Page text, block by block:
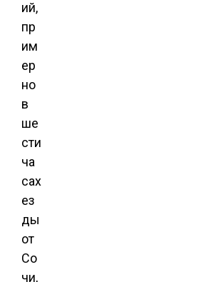
ий,
пр
им
ер
но
в
ше
сти
ча
сах
ез
ды
от
Со
чи,